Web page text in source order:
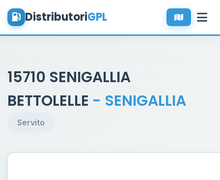
DistributoriGPL
15710 SENIGALLIA
BETTOLELLE - SENIGALLIA
Servito